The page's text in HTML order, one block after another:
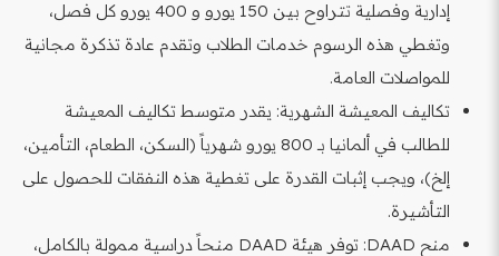
إدارية وفصلية تتراوح بين 150 يورو و 400 يورو كل فصل،
وتغطي هذه الرسوم خدمات الطلاب وتقدم عادة تذكرة مجانية
للمواصلات العامة.
تكاليف المعيشة الشهرية: يقدر متوسط تكاليف المعيشة
للطالب في ألمانيا بـ 800 يورو شهرياً (السكن، الطعام، التأمين،
إلخ)، ويجب إثبات القدرة على تغطية هذه النفقات للحصول على
التأشيرة.
منح DAAD: توفر هيئة DAAD منحاً دراسية ممولة بالكامل،